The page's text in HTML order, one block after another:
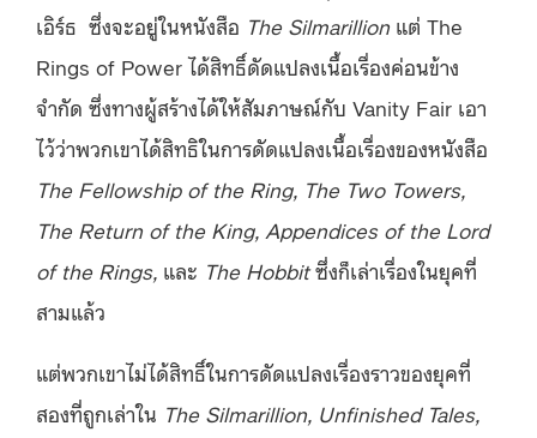
เอิร์ธ ซึ่งจะอยู่ในหนังสือ The Silmarillion แต่ The
Rings of Power ได้สิทธิ์ดัดแปลงเนื้อเรื่องค่อนข้าง
จำกัด ซึ่งทางผู้สร้างได้ให้สัมภาษณ์กับ Vanity Fair เอา
ไว้ว่าพวกเขาได้สิทธิในการดัดแปลงเนื้อเรื่องของหนังสือ
The Fellowship of the Ring, The Two Towers,
The Return of the King, Appendices of the Lord
of the Rings, และ The Hobbitซึ่งก็เล่าเรื่องในยุคที่
สามแล้ว
แต่พวกเขาไม่ได้สิทธิ์ในการดัดแปลงเรื่องราวของยุคที่
สองที่ถูกเล่าใน The Silmarillion, Unfinished Tales,